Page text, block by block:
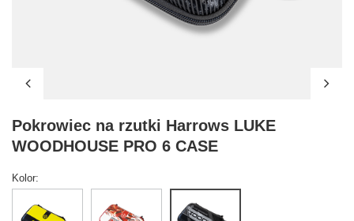
Pokrowiec na rzutki Harrows LUKE
WOODHOUSE PRO 6 CASE
Kolor